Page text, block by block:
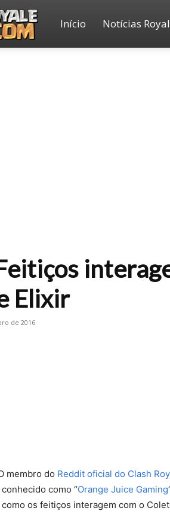
Clash
Início Notícias
Elixir
de 2016
membro do Reddit oficial do Clash
como “Orange Juice Gaming
os feitiços interagem com o